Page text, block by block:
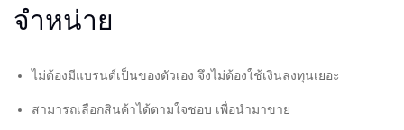
จำหน่าย
ไม่ต้องมีแบรนด์เป็นของตัวเอง จึงไม่ต้องใช้เงินลงทุนเยอะ
สามารถเลือกสินค้าได้ตามใจชอบ เพื่อนำมาขาย